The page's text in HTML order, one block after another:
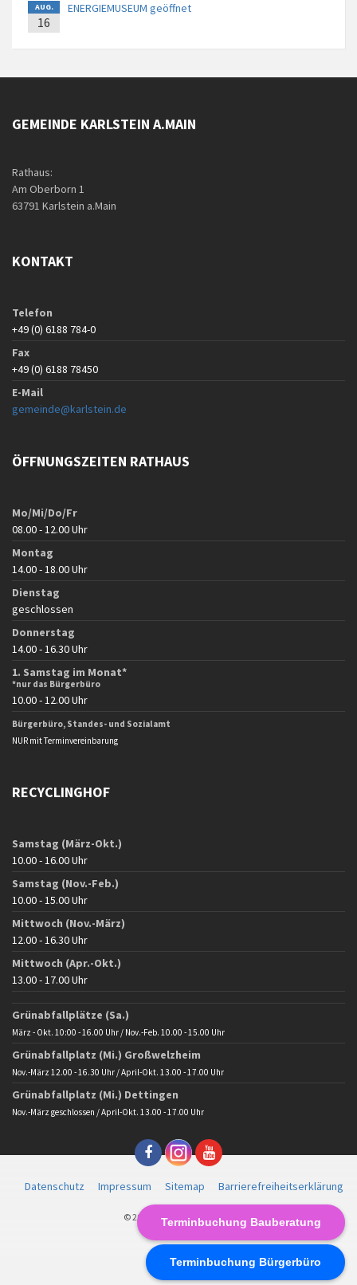
Terminbuchung Bauberatung
Terminbuchung Bürgerbüro
AUG.
16
ENERGIEMUSEUM geöffnet
GEMEINDE KARLSTEIN A.MAIN
Rathaus:
Am Oberborn 1
63791 Karlstein a.Main
KONTAKT
Telefon
+49 (0) 6188 784-0
Fax
+49 (0) 6188 78450
E-Mail
gemeinde@karlstein.de
ÖFFNUNGSZEITEN RATHAUS
Mo/Mi/Do/Fr
08.00 - 12.00 Uhr
Montag
14.00 - 18.00 Uhr
Dienstag
geschlossen
Donnerstag
14.00 - 16.30 Uhr
1. Samstag im Monat*
*nur das Bürgerbüro
10.00 - 12.00 Uhr
Bürgerbüro, Standes- und Sozialamt
NUR mit Terminvereinbarung
RECYCLINGHOF
Samstag (März-Okt.)
10.00 - 16.00 Uhr
Samstag (Nov.-Feb.)
10.00 - 15.00 Uhr
Mittwoch (Nov.-März)
12.00 - 16.30 Uhr
Mittwoch (Apr.-Okt.)
13.00 - 17.00 Uhr
Grünabfallplätze (Sa.)
März - Okt. 10:00 - 16.00 Uhr / Nov.-Feb. 10.00 - 15.00 Uhr
Grünabfallplatz (Mi.) Großwelzheim
Nov.-März 12.00 - 16.30 Uhr / April-Okt. 13.00 - 17.00 Uhr
Grünabfallplatz (Mi.) Dettingen
Nov.-März geschlossen / April-Okt. 13.00 - 17.00 Uhr
Datenschutz Impressum Sitemap Barrierefreiheitserklärung
© 2025 Gemeinde Karlstein